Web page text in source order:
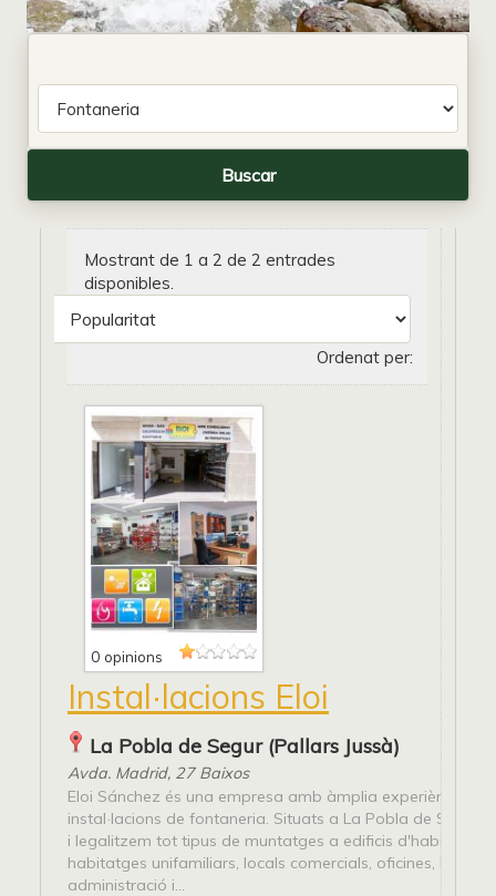
Mostrant de 1 a 2 de 2 entrades
disponibles.
Ordenat per:
0 opinions
Instal·lacions Eloi
La Pobla de Segur (Pallars Jussà)
Avda. Madrid, 27 Baixos
Eloi Sánchez és una empresa amb àmplia experiència en
instal·lacions de fontaneria. Situats a La Pobla de Segur
i legalitzem tot tipus de muntatges a edificis d'habitatges,
habitatges unifamiliars, locals comercials, oficines,
administració i...